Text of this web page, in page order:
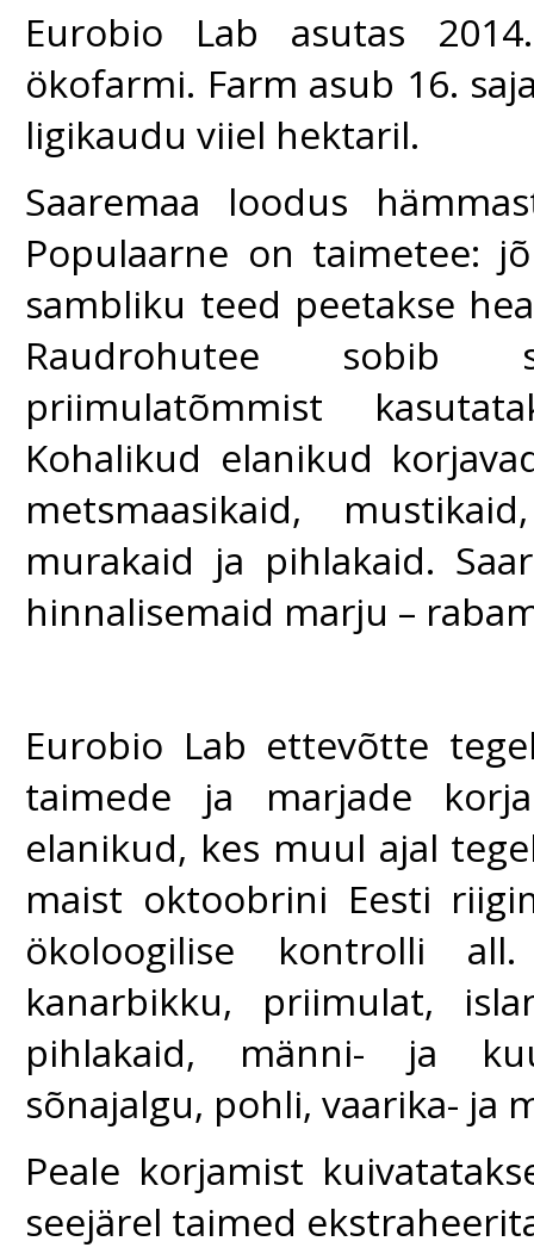
Eurobio Lab asutas
ökofarmi. Farm asub 16.
ligikaudu viiel hektaril.
Saaremaa loodus
Populaarne on taimetee:
sambliku teed peetakse
Raudrohutee sobib
priimulatõmmist
Kohalikud elanikud
metsmaasikaid,
murakaid ja pihlakaid.
hinnalisemaid marju –
Eurobio Lab ettevõtte
taimede ja marjade
elanikud, kes muul ajal
maist oktoobrini Eesti
ökoloogilise kontrolli
kanarbikku, priimulat,
pihlakaid, männi- ja
sõnajalgu, pohli, vaarika- ja
Peale korjamist
seejärel taimed